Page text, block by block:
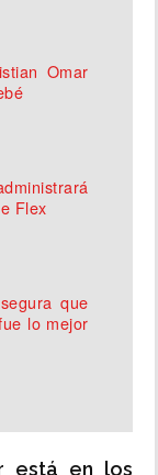
Omar
Flex
que
lo mejor
está en los